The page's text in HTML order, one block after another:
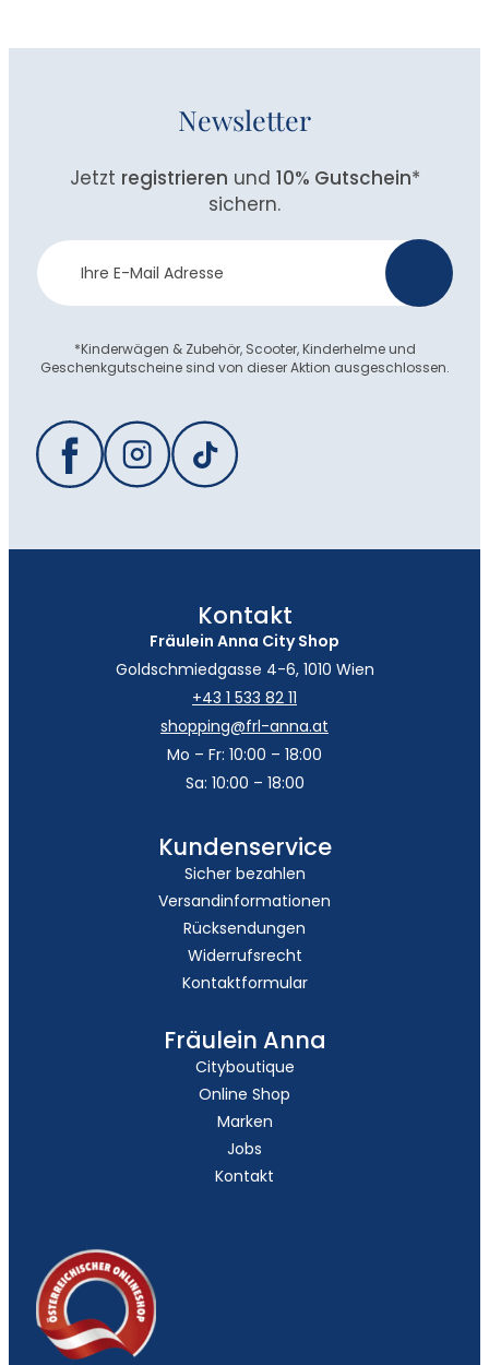
Newsletter
Jetzt registrieren und 10% Gutschein*
sichern.
Newsletter
Anmeldung
*Kinderwägen & Zubehör, Scooter, Kinderhelme und
Geschenkgutscheine sind von dieser Aktion ausgeschlossen.
Kontakt
Fräulein Anna City Shop
Goldschmiedgasse 4-6, 1010 Wien
+43 1 533 82 11
shopping@frl-anna.at
Mo – Fr: 10:00 – 18:00
Sa: 10:00 – 18:00
Kundenservice
Sicher bezahlen
Versandinformationen
Rücksendungen
Widerrufsrecht
Kontaktformular
Fräulein Anna
Cityboutique
Online Shop
Marken
Jobs
Kontakt